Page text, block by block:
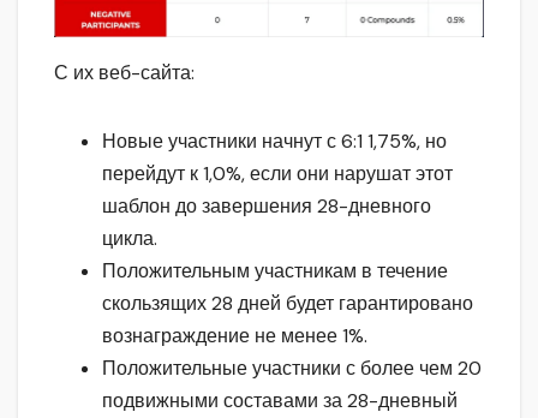
С их веб-сайта:
Новые участники начнут с 6:1 1,75%, но
перейдут к 1,0%, если они нарушат этот
шаблон до завершения 28-дневного
цикла.
Положительным участникам в течение
скользящих 28 дней будет гарантировано
вознаграждение не менее 1%.
Положительные участники с более чем 20
подвижными составами за 28-дневный